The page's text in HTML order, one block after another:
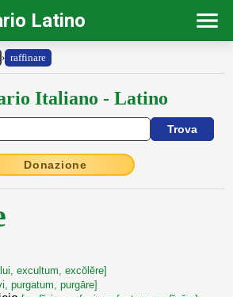
Latino
› raffinare
Italiano - Latino
Donazione
excultum, excŏlĕre]
purgatum, purgāre]